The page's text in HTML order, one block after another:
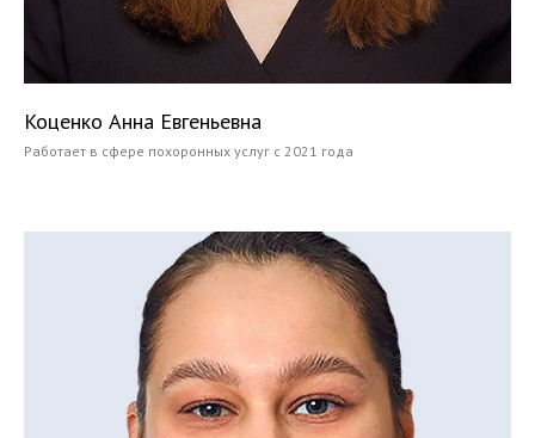
Коценко Анна Евгеньевна
Работает в сфере похоронных услуг с 2021 года